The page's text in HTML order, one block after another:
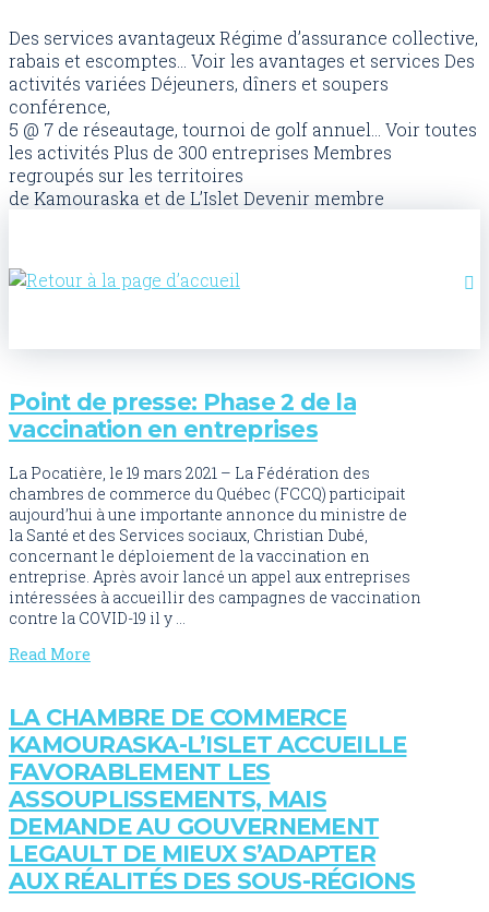
Des services avantageuxRégime d’assurance collective,
rabais et escomptes...
Voir les avantages et services Des
activités variées Déjeuners, dîners et soupers
conférence,
5 @ 7 de réseautage, tournoi de golf annuel...
Voir toutes
les activités Plus de 300 entreprises Membres
regroupés sur les territoires
de Kamouraska et de L’Islet Devenir membre
Point de presse: Phase 2 de la
vaccination en entreprises
La Pocatière, le 19 mars 2021 – La Fédération des
chambres de commerce du Québec (FCCQ) participait
aujourd’hui à une importante annonce du ministre de
la Santé et des Services sociaux, Christian Dubé,
concernant le déploiement de la vaccination en
entreprise. Après avoir lancé un appel aux entreprises
intéressées à accueillir des campagnes de vaccination
contre la COVID-19 il y …
Read More
LA CHAMBRE DE COMMERCE
KAMOURASKA-L’ISLET ACCUEILLE
FAVORABLEMENT LES
ASSOUPLISSEMENTS, MAIS
DEMANDE AU GOUVERNEMENT
LEGAULT DE MIEUX S’ADAPTER
AUX RÉALITÉS DES SOUS-RÉGIONS